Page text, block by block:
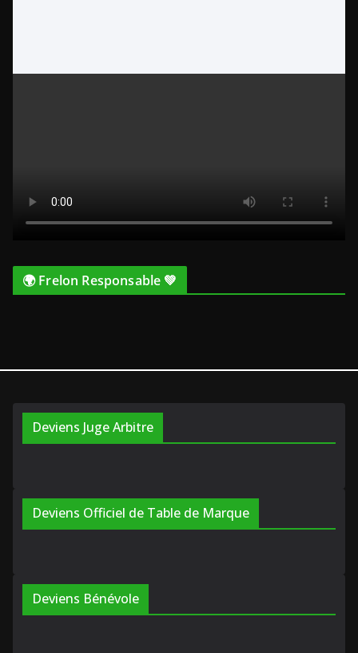
🌍 Frelon Responsable 💚
Deviens Juge Arbitre
Deviens Officiel de Table de Marque
Deviens Bénévole